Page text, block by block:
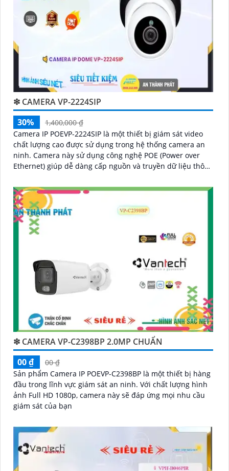
❇ CAMERA VP-2224SIP
30%
1,400,000 ₫
Camera IP POEVP-2224SIP là một thiết bị giám sát video
chất lượng cao được sử dụng trong hệ thống camera an
ninh. Camera này sử dụng công nghệ POE (Power over
Ethernet) giúp dễ dàng cấp nguồn và truyền dữ liệu thông
❇ CAMERA VP-C2398BP 2.0MP CHUẨN
00 ₫
00 ₫
Sản phẩm Camera IP POEVP-C2398BP là một thiết bị hàng
đầu trong lĩnh vực giám sát an ninh. Với chất lượng hình
ảnh Full HD 1080p, camera này sẽ đáp ứng mọi nhu cầu
giám sát của bạn